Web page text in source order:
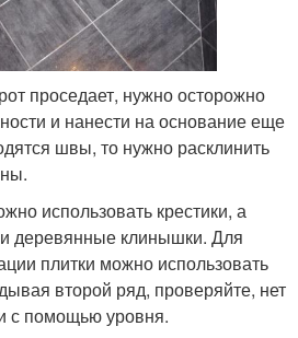
проседает, нужно осторожно
и нанести на основание еще
швы, то нужно расклинить
использовать крестики, а
деревянные клинышки. Для
плитки можно использовать
второй ряд, проверяйте, нет
с помощью уровня.